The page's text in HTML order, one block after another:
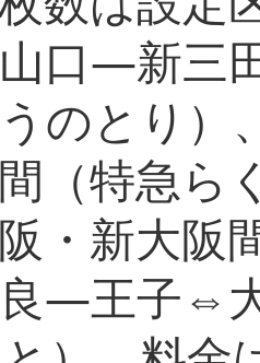
口―新三
うのとり
（特急
・新大阪
―王子⇔